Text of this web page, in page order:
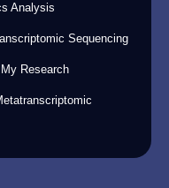
Analysis
Sequencing
Research